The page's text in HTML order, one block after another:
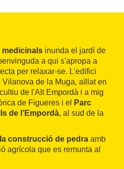
medicinals inunda el jardí de
a qui s'apropa a
per relaxar-se. L'edifici
de la Muga, aïllat en
de l'Alt Empordà i a mig
de Figueres i el
Parc
de l’Empordà, al sud de la
construcció de pedra amb
agrícola que es remunta al